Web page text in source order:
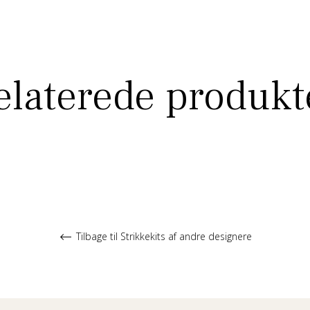
Tilbage til Strikkekits af andre designere